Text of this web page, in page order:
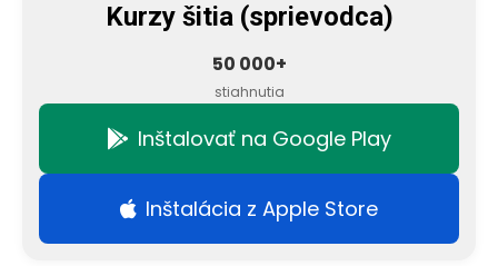
Kurzy šitia (sprievodca)
50 000+
stiahnutia
Inštalovať na Google Play
Inštalácia z Apple Store